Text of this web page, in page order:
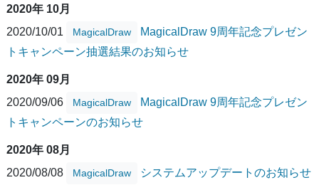
2020年 10月
2020/10/01
MagicalDraw
MagicalDraw 9周年記念プレゼン
トキャンペーン抽選結果のお知らせ
2020年 09月
2020/09/06
MagicalDraw
MagicalDraw 9周年記念プレゼン
トキャンペーンのお知らせ
2020年 08月
2020/08/08
MagicalDraw
システムアップデートのお知らせ